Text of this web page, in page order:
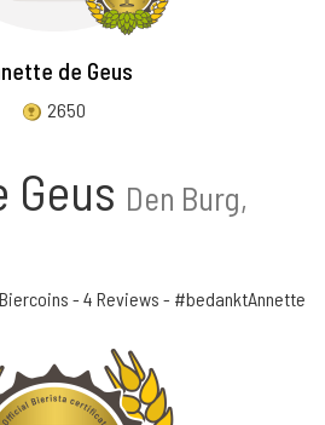
de Geus
2650
Geus Den Burg,
- 4 Reviews - #bedanktAnnette